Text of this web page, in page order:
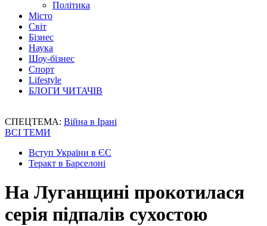
Політика
Місто
Світ
Бізнес
Наука
Шоу-бізнес
Спорт
Lifestyle
БЛОГИ ЧИТАЧІВ
СПЕЦТЕМА: Війна в Ірані
ВСІ ТЕМИ
Вступ України в ЄС
Теракт в Барселоні
На Луганщині прокотилася
серія підпалів сухостою